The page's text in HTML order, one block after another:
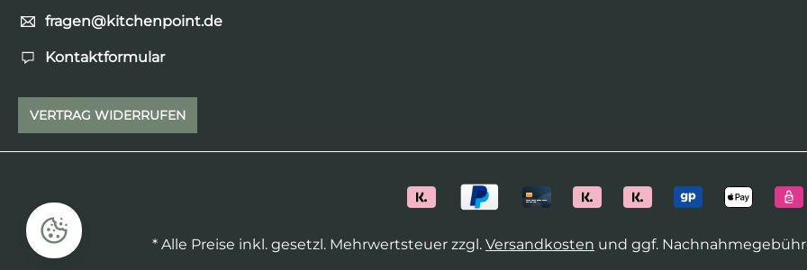
fragen@kitchenpoint.de
Kontaktformular
VERTRAG WIDERRUFEN
* Alle Preise inkl. gesetzl. Mehrwertsteuer zzgl. Versandkosten und ggf.